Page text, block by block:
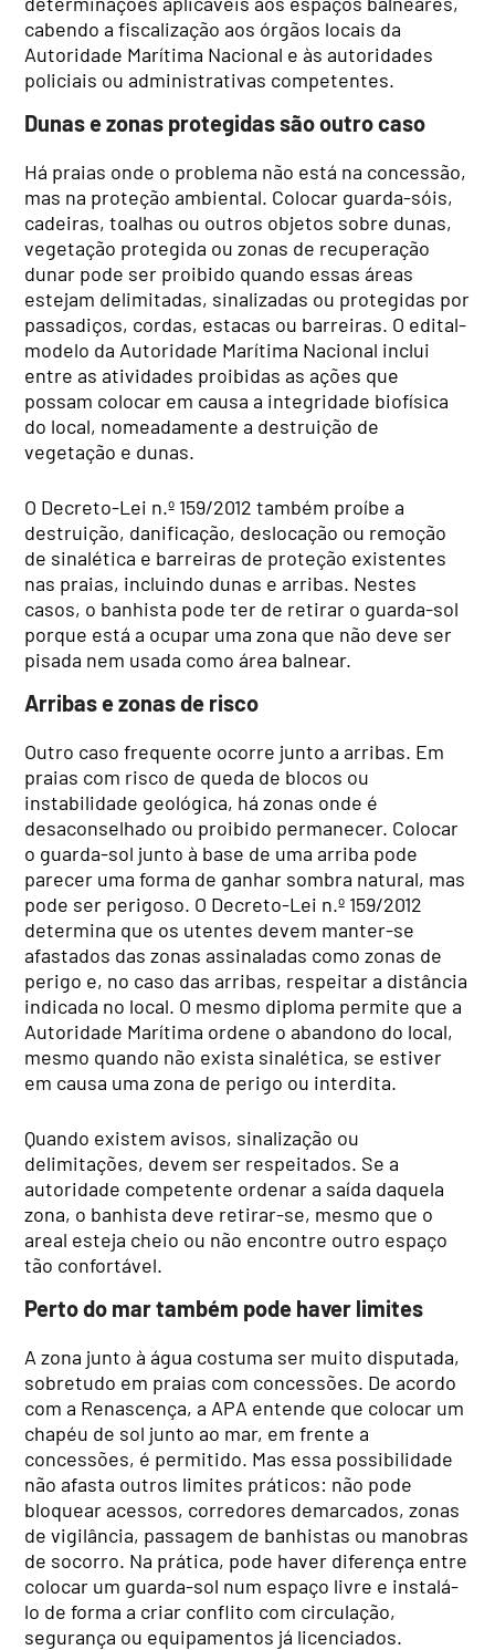
cabendo a fiscalização aos órgãos locais da
Autoridade Marítima Nacional e às autoridades
policiais ou administrativas competentes.
Dunas e zonas protegidas são outro caso
Há praias onde o problema não está na concessão,
mas na proteção ambiental. Colocar guarda-sóis,
cadeiras, toalhas ou outros objetos sobre dunas,
vegetação protegida ou zonas de recuperação
dunar pode ser proibido quando essas áreas
estejam delimitadas, sinalizadas ou protegidas por
passadiços, cordas, estacas ou barreiras. O edital-
modelo da Autoridade Marítima Nacional inclui
entre as atividades proibidas as ações que
possam colocar em causa a integridade biofísica
do local, nomeadamente a destruição de
vegetação e dunas.
O Decreto-Lei n.º 159/2012 também proíbe a
destruição, danificação, deslocação ou remoção
de sinalética e barreiras de proteção existentes
nas praias, incluindo dunas e arribas. Nestes
casos, o banhista pode ter de retirar o guarda-sol
porque está a ocupar uma zona que não deve ser
pisada nem usada como área balnear.
Arribas e zonas de risco
Outro caso frequente ocorre junto a arribas. Em
praias com risco de queda de blocos ou
instabilidade geológica, há zonas onde é
desaconselhado ou proibido permanecer. Colocar
o guarda-sol junto à base de uma arriba pode
parecer uma forma de ganhar sombra natural, mas
pode ser perigoso. O Decreto-Lei n.º 159/2012
determina que os utentes devem manter-se
afastados das zonas assinaladas como zonas de
perigo e, no caso das arribas, respeitar a distância
indicada no local. O mesmo diploma permite que a
Autoridade Marítima ordene o abandono do local,
mesmo quando não exista sinalética, se estiver
em causa uma zona de perigo ou interdita.
Quando existem avisos, sinalização ou
delimitações, devem ser respeitados. Se a
autoridade competente ordenar a saída daquela
zona, o banhista deve retirar-se, mesmo que o
areal esteja cheio ou não encontre outro espaço
tão confortável.
Perto do mar também pode haver limites
A zona junto à água costuma ser muito disputada,
sobretudo em praias com concessões. De acordo
com a Renascença, a APA entende que colocar um
chapéu de sol junto ao mar, em frente a
concessões, é permitido. Mas essa possibilidade
não afasta outros limites práticos: não pode
bloquear acessos, corredores demarcados, zonas
de vigilância, passagem de banhistas ou manobras
de socorro. Na prática, pode haver diferença entre
colocar um guarda-sol num espaço livre e instalá-
lo de forma a criar conflito com circulação,
segurança ou equipamentos já licenciados.